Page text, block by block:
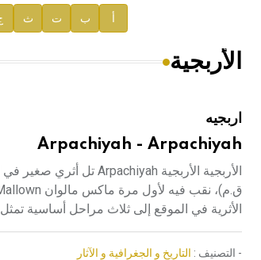
إعلان..
أ ب ت ث
الأربجية
اربجيه
Arpachiyah - Arpachiyah
الأثرية في الموقع إلى ثلاث مراحل أساسية
- التصنيف : التاريخ و الجغرافية و الآثار